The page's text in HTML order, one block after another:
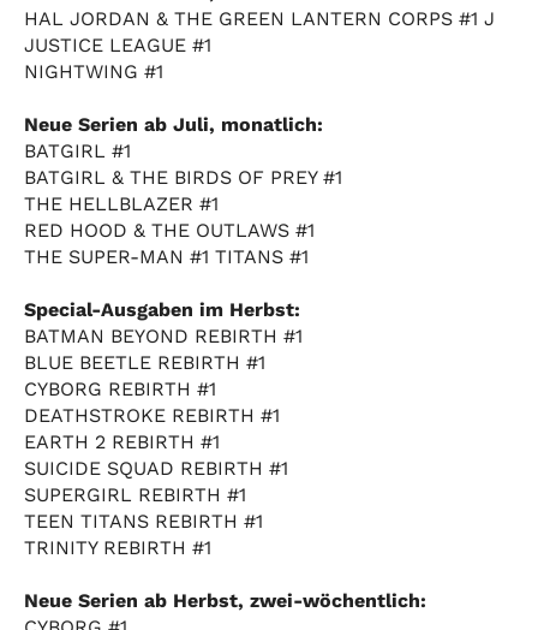
HAL JORDAN & THE GREEN LANTERN CORPS #1 J
JUSTICE LEAGUE #1
NIGHTWING #1
Neue Serien ab Juli, monatlich:
BATGIRL #1
BATGIRL & THE BIRDS OF PREY #1
THE HELLBLAZER #1
RED HOOD & THE OUTLAWS #1
THE SUPER-MAN #1 TITANS #1
Special-Ausgaben im Herbst:
BATMAN BEYOND REBIRTH #1
BLUE BEETLE REBIRTH #1
CYBORG REBIRTH #1
DEATHSTROKE REBIRTH #1
EARTH 2 REBIRTH #1
SUICIDE SQUAD REBIRTH #1
SUPERGIRL REBIRTH #1
TEEN TITANS REBIRTH #1
TRINITY REBIRTH #1
Neue Serien ab Herbst, zwei-wöchentlich: